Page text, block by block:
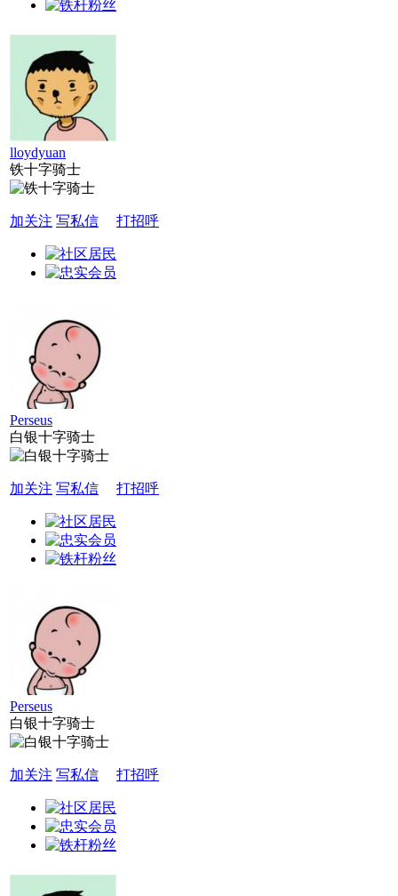
lloydyuan
铁十字骑士
加关注 写私信 打招呼
Perseus
白银十字骑士
加关注 写私信 打招呼
Perseus
白银十字骑士
加关注 写私信 打招呼